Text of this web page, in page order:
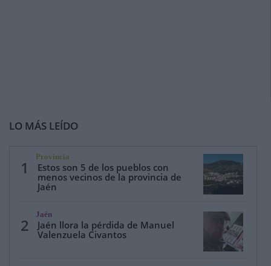
LO MÁS LEÍDO
1
Provincia
Estos son 5 de los pueblos con
menos vecinos de la provincia de
Jaén
2
Jaén
Jaén llora la pérdida de Manuel
Valenzuela Civantos